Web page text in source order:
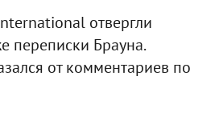
отвергли
переписки Брауна.
от комментариев по